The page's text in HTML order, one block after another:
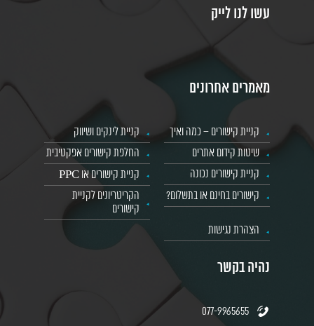
עשו לנו לייק
מאמרים אחרונים
קניית קישורים – כמה ואיך
קניית לינקים ושיווק
שיטות קידום אתרים
החלפת קישורים אפקטיבית
קניית קישורים נכונה
קניית קישורים או PPC
קישורים בחינם או בתשלום?
הקריטריונים לקניית
קישורים
הצהרת נגישות
נהיה בקשר
077-9965655